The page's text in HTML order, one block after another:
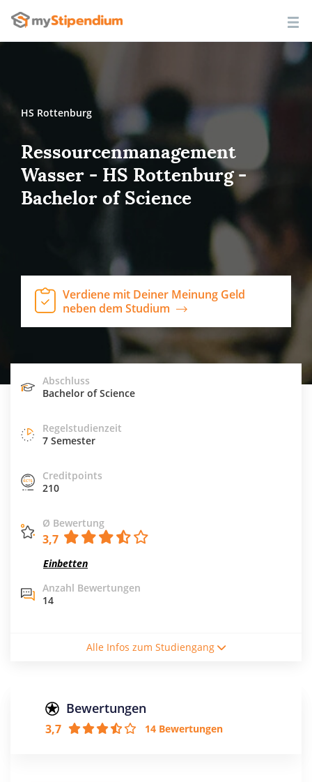
HS Rottenburg
Ressourcenmanagement
Wasser - HS Rottenburg -
Bachelor of Science
Verdiene mit Deiner Meinung Geld
neben dem Studium
Abschluss
Bachelor of Science
Regelstudienzeit
7 Semester
Creditpoints
210
Ø Bewertung
3,7
Einbetten
Anzahl Bewertungen
14
Vollzeitstudium
Creditpoints
Alle Infos zum Studiengang
Bewertungen
3,7 14 Bewertungen